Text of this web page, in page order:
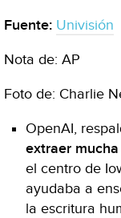
Fuente: Univisión
Nota de: AP
Foto de: Charlie
OpenAI,
extraer
el centro de
ayudaba a
la escritura